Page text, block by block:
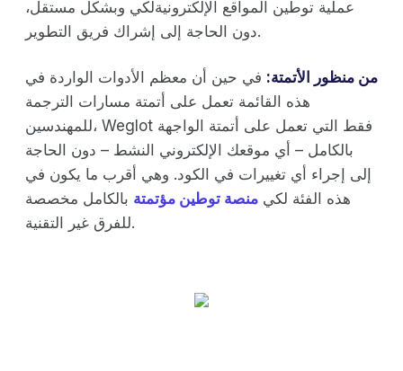
عملية توطين المواقع الإلكترونيةلكي وبشكل مستقل،
دون الحاجة إلى إشراك فريق التطوير.
من منظور الأتمتة: في حين أن معظم الأدوات الواردة في
هذه القائمة تعمل على أتمتة مسارات الترجمة
للمهندسين، Weglot فقط التي تعمل على أتمتة الواجهة
بالكامل – أي موقعك الإلكتروني النشط – دون الحاجة
إلى إجراء أي تغييرات في الكود. وهي أقرب ما يكون في
هذه الفئة لكي منصة توطين مؤتمتة بالكامل مخصصة
للفرق غير التقنية.